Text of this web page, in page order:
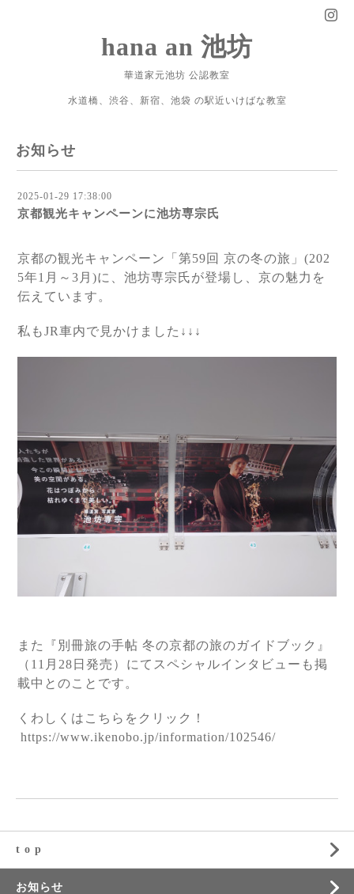
hana an 池坊
華道家元池坊 公認教室
水道橋、渋谷、新宿、池袋 の駅近いけばな教室
お知らせ
2025-01-29 17:38:00
京都観光キャンペーンに池坊専宗氏
京都の観光キャンペーン「第59回 京の冬の旅」(202
5年1月～3月)に、池坊専宗氏が登場し、京の魅力を
伝えています。
私もJR車内で見かけました↓↓↓
また
『別冊旅の手帖 冬の京都の旅のガイドブック』
（11月28日発売）にてスペシャルインタビューも掲
載中とのことです。
くわしくはこちらをクリック！
https://www.ikenobo.jp/information/102546/
t o p
お知らせ